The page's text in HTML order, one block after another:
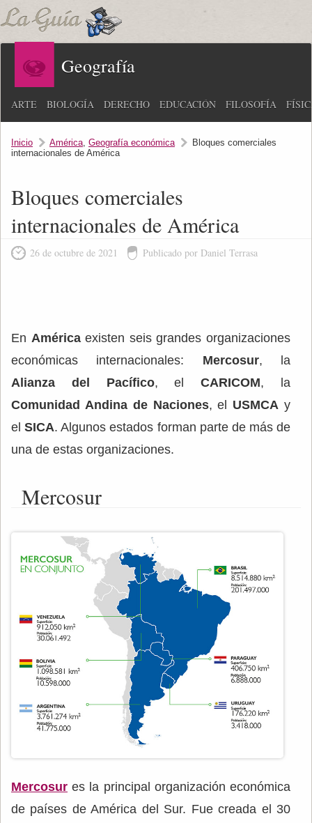
Geografía
ARTE BIOLOGÍA DERECHO EDUCACIÓN FILOSOFÍA
Inicio América, Geografía económica
Bloques comerciales
internacionales de América
Bloques comerciales
internacionales de América
26 de octubre de 2021 Publicado por Daniel Terrasa
En Américaexisten seis grandes organizaciones
económicas internacionales: Mercosur, la
Alianza del Pacífico, el CARICOM, la
Comunidad Andina de Naciones, el USMCA y
elSICA. Algunos estados forman parte de más de
una de estas organizaciones.
Mercosur
Mercosur es la principal organización económica
de países de América del Sur. Fue creada el 30